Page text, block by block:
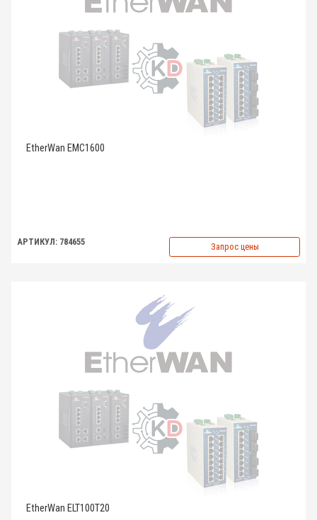
EtherWan EMC1600
АРТИКУЛ: 784655 Запрос цены
EtherWan ELT100T20